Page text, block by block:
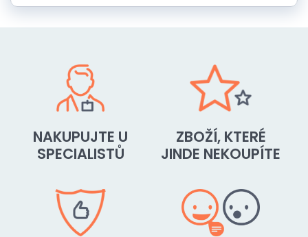
NAKUPUJTE U
SPECIALISTŮ
ZBOŽÍ, KTERÉ
JINDE NEKOUPÍTE